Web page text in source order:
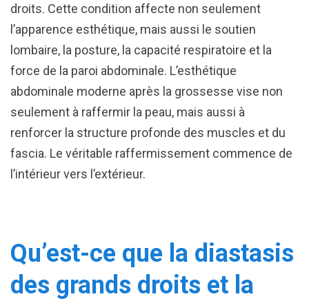
droits. Cette condition affecte non seulement
l’apparence esthétique, mais aussi le soutien
lombaire, la posture, la capacité respiratoire et la
force de la paroi abdominale. L’esthétique
abdominale moderne après la grossesse vise non
seulement à raffermir la peau, mais aussi à
renforcer la structure profonde des muscles et du
fascia. Le véritable raffermissement commence de
l’intérieur vers l’extérieur.
Qu’est-ce que la diastasis
des grands droits et la